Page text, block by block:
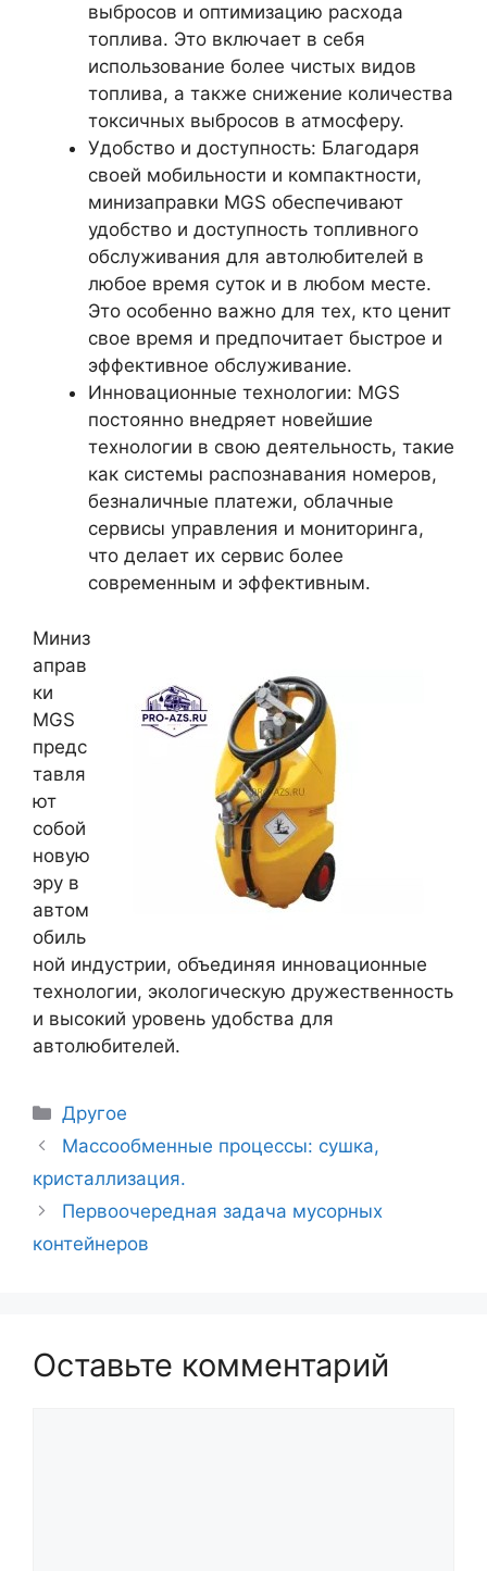
выбросов и оптимизацию расхода
топлива. Это включает в себя
использование более чистых видов
топлива, а также снижение количества
токсичных выбросов в атмосферу.
Удобство и доступность: Благодаря
своей мобильности и компактности,
минизаправки MGS обеспечивают
удобство и доступность топливного
обслуживания для автолюбителей в
любое время суток и в любом месте.
Это особенно важно для тех, кто ценит
свое время и предпочитает быстрое и
эффективное обслуживание.
Инновационные технологии: MGS
постоянно внедряет новейшие
технологии в свою деятельность, такие
как системы распознавания номеров,
безналичные платежи, облачные
сервисы управления и мониторинга,
что делает их сервис более
современным и эффективным.
Миниз
аправ
ки
MGS
предс
тавля
ют
собой
новую
эру в
автом
обиль
ной индустрии, объединяя инновационные
технологии, экологическую дружественность
и высокий уровень удобства для
автолюбителей.
Рубрики
Другое
Навигация
Массообменные процессы: сушка,
кристаллизация.
Первоочередная задача мусорных
контейнеров
Оставьте комментарий